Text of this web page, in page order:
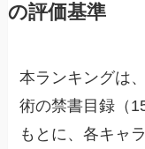
の評価基準
本ランキングは
術の禁書目録（
もとに、各キャ